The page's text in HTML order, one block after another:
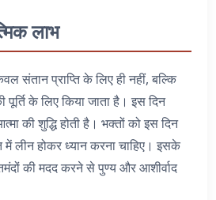
लाभ
संतान प्राप्ति के लिए ही नहीं, बल्कि
के लिए किया जाता है। इस दिन
की शुद्धि होती है। भक्तों को इस दिन
में लीन होकर ध्यान करना चाहिए। इसके
की मदद करने से पुण्य और आशीर्वाद